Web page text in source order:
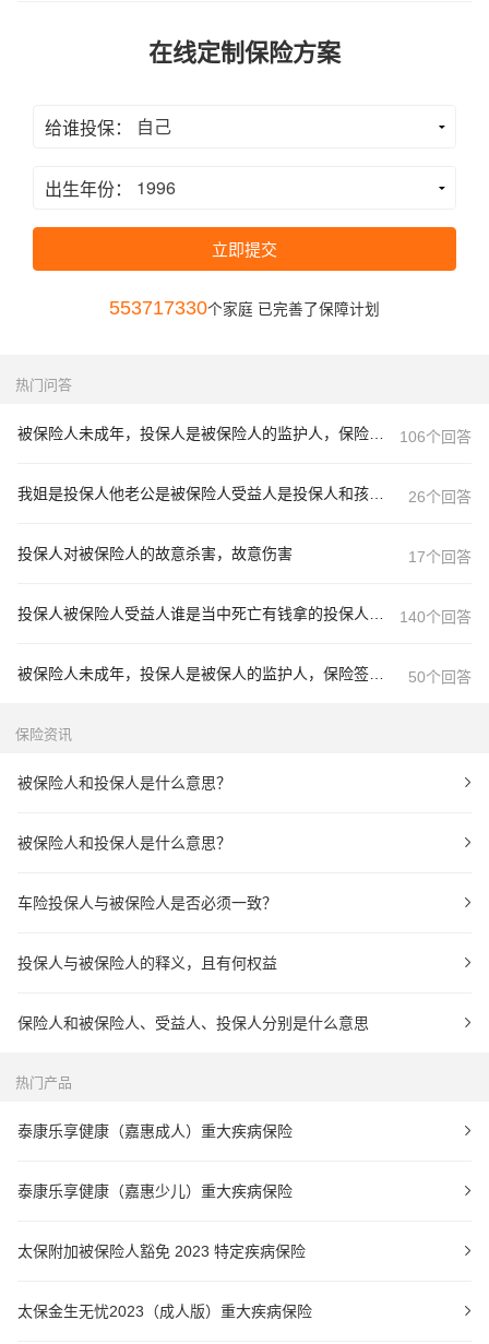
在线定制保险方案
给谁投保：
出生年份：
立即提交
553717330个家庭 已完善了保障计划
热门问答
106个回答
被保险人未成年，投保人是被保险人的监护人，保险签的是投保人的
26个回答
我姐是投保人他老公是被保险人受益人是投保人和孩子他们离婚了孩子归投保人被保险人有更改受益人权利吗
17个回答
投保人对被保险人的故意杀害，故意伤害
140个回答
投保人被保险人受益人谁是当中死亡有钱拿的投保人是父母被被保险
50个回答
被保险人未成年，投保人是被保人的监护人，保险签的是投保人的名
保险资讯
被保险人和投保人是什么意思？
被保险人和投保人是什么意思？
车险投保人与被保险人是否必须一致？
投保人与被保险人的释义，且有何权益
保险人和被保险人、受益人、投保人分别是什么意思
热门产品
泰康乐享健康（嘉惠成人）重大疾病保险
泰康乐享健康（嘉惠少儿）重大疾病保险
太保附加被保险人豁免 2023 特定疾病保险
太保金生无忧2023（成人版）重大疾病保险